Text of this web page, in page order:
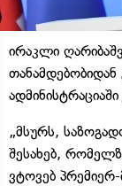
ირაკლი
თანამდებობიდან
„მსურს,
შესახებ,
ვტოვებ